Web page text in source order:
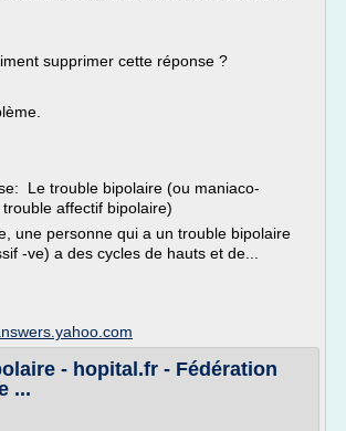
supprimer cette réponse ?
Le trouble bipolaire (ou maniaco-
affectif bipolaire)
une personne qui a un trouble bipolaire
-ve) a des cycles de hauts et de...
- hopital.fr - Fédération
...